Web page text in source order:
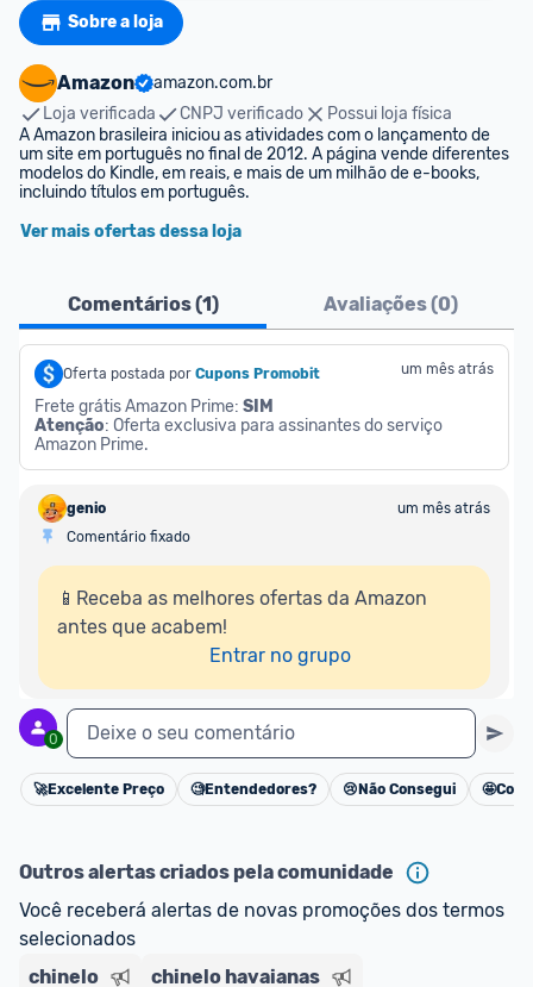
Sobre a loja
Amazon
amazon.com.br
Loja verificada
CNPJ verificado
Possui loja física
A Amazon brasileira iniciou as atividades com o lançamento de
um site em português no final de 2012. A página vende diferentes
modelos do Kindle, em reais, e mais de um milhão de e-books,
incluindo títulos em português.
Ver mais ofertas dessa loja
Comentários (1) Avaliações (0)
Oferta postada por Cupons Promobit um mês atrás
Frete grátis Amazon Prime: SIM
Atenção: Oferta exclusiva para assinantes do serviço
Amazon Prime.
genio
um mês atrás
Comentário fixado
📱Receba as melhores ofertas da Amazon
antes que acabem!
Entrar no grupo
0 Deixe o seu comentário
Cancelar
🚀Excelente Preço 🧐Entendedores? 😢 Não Consegui 🤩
Outros alertas criados pela comunidade
Você receberá alertas de novas promoções dos termos
selecionados
chinelo
chinelo havaianas